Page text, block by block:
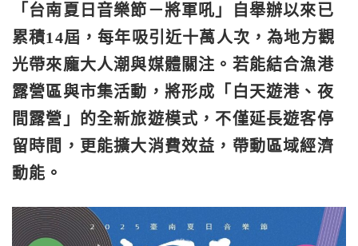
「台南夏日音樂節－將軍吼」自舉辦以來已
累積14屆，每年吸引近十萬人次，為地方觀
光帶來龐大人潮與媒體關注。若能結合漁港
露營區與市集活動，將形成「白天遊港、夜
間露營」的全新旅遊模式，不僅延長遊客停
留時間，更能擴大消費效益，帶動區域經濟
動能。